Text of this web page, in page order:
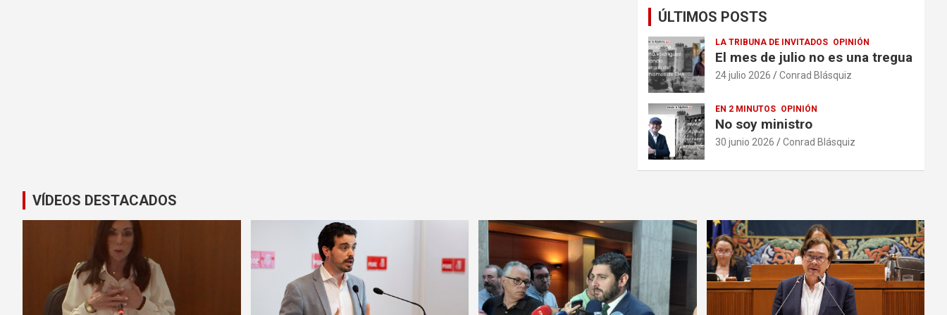
ÚLTIMOS POSTS
LA TRIBUNA DE INVITADOS OPINIÓN
El mes de julio no es una tregua
24 julio 2026 Conrad Blásquiz
EN 2 MINUTOS OPINIÓN
No soy ministro
30 junio 2026 Conrad Blásquiz
VÍDEOS DESTACADOS